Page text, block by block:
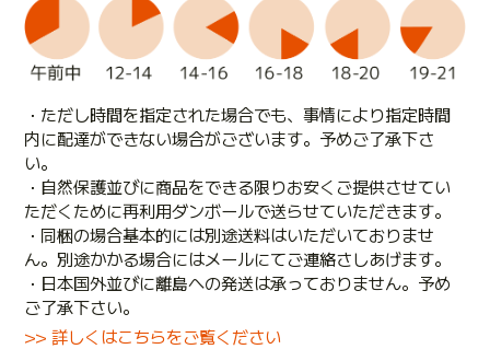
・ただし時間を指定された場合でも、事情により指定時間
内に配達ができない場合がございます。予めご了承下さ
い。
・自然保護並びに商品をできる限りお安くご提供させてい
ただくために再利用ダンボールで送らせていただきます。
・同梱の場合基本的には別途送料はいただいておりませ
ん。別途かかる場合にはメールにてご連絡さしあげます。
・日本国外並びに離島への発送は承っておりません。予め
ご了承下さい。
>> 詳しくはこちらをご覧ください